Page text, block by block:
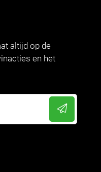
altijd op de
en het